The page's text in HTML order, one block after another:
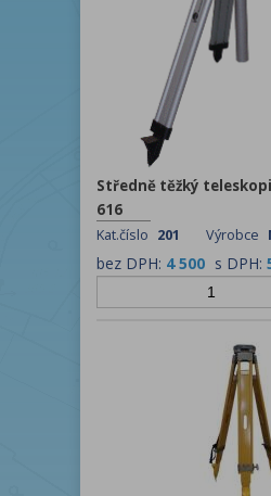
Středně těžký
616
Kat.číslo 201 Výrobce
bez DPH: 4 500 s DPH: